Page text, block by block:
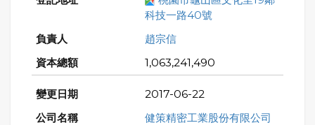
科技一路40號
趙宗信
1,063,241,490
2017-06-22
健策精密工業股份有限公司